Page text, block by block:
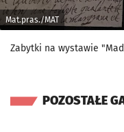
Mat.pras./MAT
Zabytki na wystawie
POZOSTAŁE